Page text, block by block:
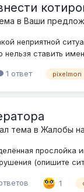
в Ваши
неприятной
нельзя ставить
1 ответ pixelmon
тема в Жалобы
(опишите
1